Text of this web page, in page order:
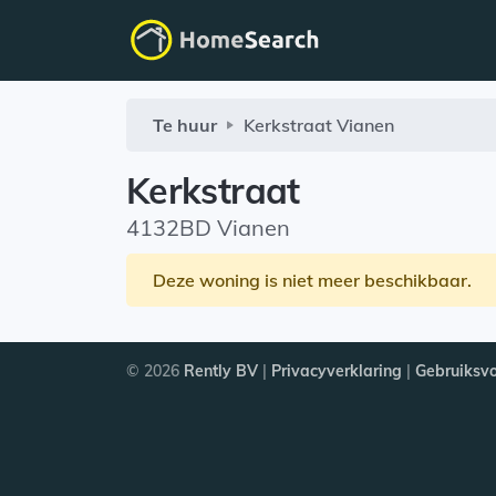
Te huur Kerkstraat Vianen
Kerkstraat
4132BD Vianen
Deze woning is niet meer beschikbaar.
© 2026 Rently BV | Privacyverklaring |